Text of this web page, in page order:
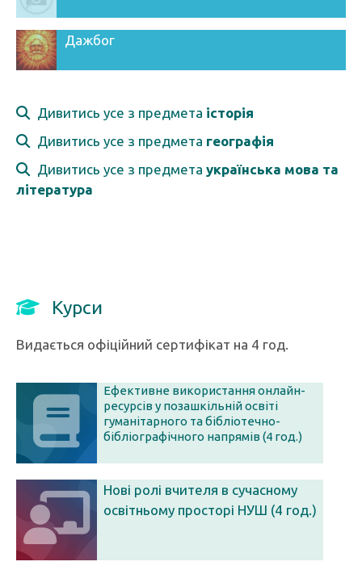
Дажбог
Дивитись усе з предмета історія
Дивитись усе з предмета географія
Дивитись усе з предмета українська мова та
література
Курси
Видається офіційний сертифікат на 4 год.
Ефективне використання онлайн-
ресурсів у позашкільній освіті
гуманітарного та бібліотечно-
бібліографічного напрямів (4 год.)
Нові ролі вчителя в сучасному
освітньому просторі НУШ (4 год.)